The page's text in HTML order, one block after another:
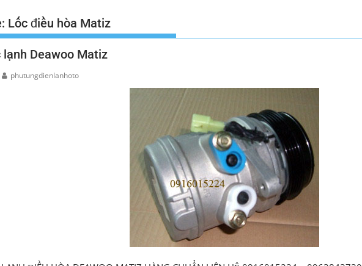
Lốc điều hòa Matiz
lạnh Deawoo Matiz
phutungdienlanhoto